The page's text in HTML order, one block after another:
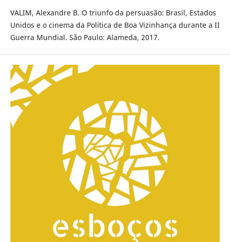
VALIM, Alexandre B. O triunfo da persuasão: Brasil, Estados
Unidos e o cinema da Política de Boa Vizinhança durante a II
Guerra Mundial. São Paulo: Alameda, 2017.